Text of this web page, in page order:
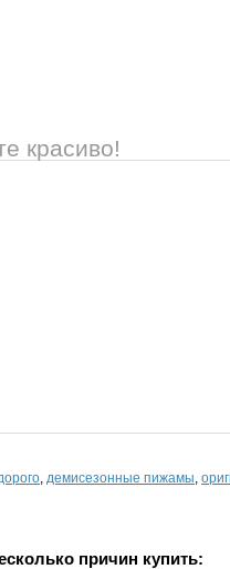
красиво!
, демисезонные пижамы,
причин купить: